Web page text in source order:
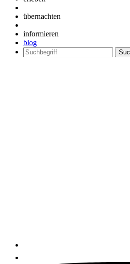
übernachten
informieren
blog
Suchen
nach: